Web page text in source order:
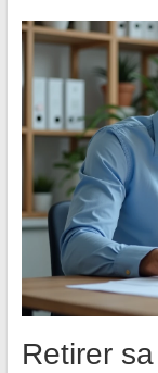
Retirer